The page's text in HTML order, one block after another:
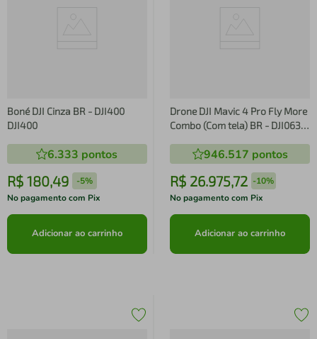
Boné DJI Cinza BR - DJI400
DJI400
6.333 pontos
R$ 180,49 -5%
No pagamento com Pix
Adicionar ao carrinho
Drone DJI Mavic 4 Pro Fly More
Combo (Com tela) BR - DJI063
946.517 pontos
R$ 26.975,72 -10%
No pagamento com Pix
Adicionar ao carrinho